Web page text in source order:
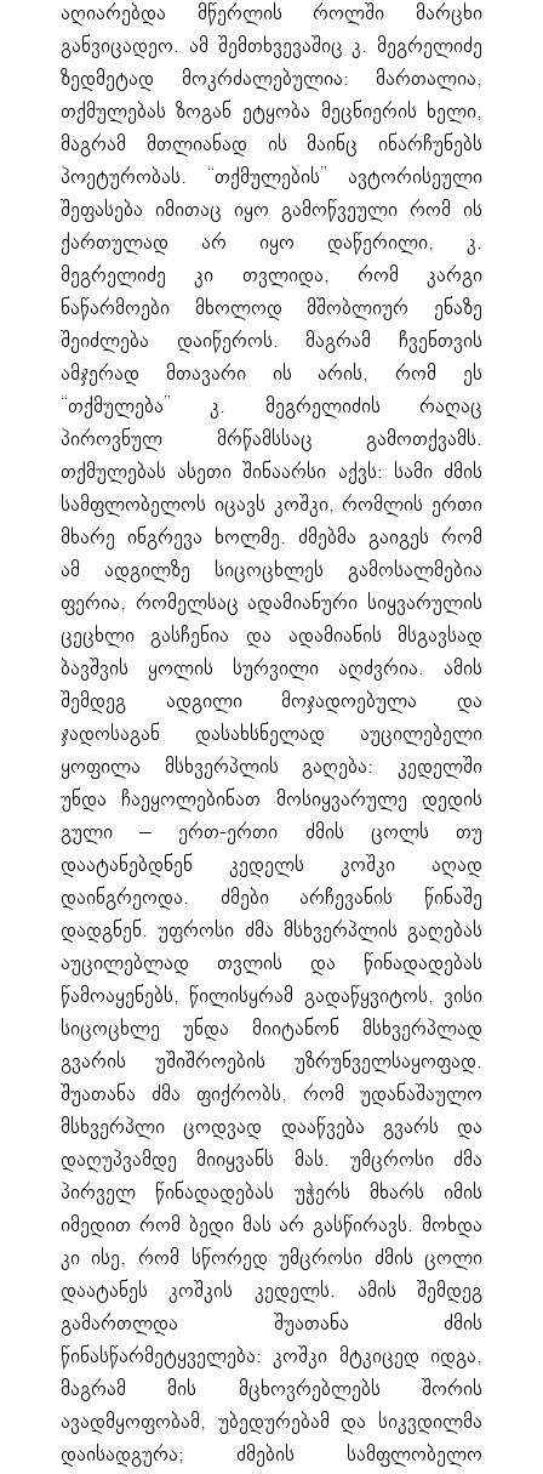
აღიარებდა მწერლის როლში მარცხი
განვიცადეო. ამ შემთხვევაშიც კ. მეგრელიძე
ზედმეტად მოკრძალებულია: მართალია,
თქმულებას ზოგან ეტყობა მეცნიერის ხელი,
მაგრამ მთლიანად ის მაინც ინარჩუნებს
პოეტურობას. “თქმულების” ავტორისეული
შეფასება იმითაც იყო გამოწვეული რომ ის
ქართულად არ იყო დაწერილი, კ.
მეგრელიძე კი თვლიდა, რომ კარგი
ნაწარმოები მხოლოდ მშობლიურ ენაზე
შეიძლება დაიწეროს. მაგრამ ჩვენთვის
ამჯერად მთავარი ის არის, რომ ეს
“თქმულება” კ. მეგრელიძის რაღაც
პიროვნულ მრწამსსაც გამოთქვამს.
თქმულებას ასეთი შინაარსი აქვს: სამი ძმის
სამფლობელოს იცავს კოშკი, რომლის ერთი
მხარე ინგრევა ხოლმე. ძმებმა გაიგეს რომ
ამ ადგილზე სიცოცხლეს გამოსალმებია
ფერია, რომელსაც ადამიანური სიყვარულის
ცეცხლი გასჩენია და ადამიანის მსგავსად
ბავშვის ყოლის სურვილი აღძვრია. ამის
შემდეგ ადგილი მოჯადოებულა და
ჯადოსაგან დასახსნელად აუცილებელი
ყოფილა მსხვერპლის გაღება: კედელში
უნდა ჩაეყოლებინათ მოსიყვარულე დედის
გული – ერთ-ერთი ძმის ცოლს თუ
დაატანებდნენ კედელს კოშკი აღად
დაინგრეოდა. ძმები არჩევანის წინაშე
დადგნენ. უფროსი ძმა მსხვერპლის გაღებას
აუცილებლად თვლის და წინადადებას
წამოაყენებს, წილისყრამ გადაწყვიტოს, ვისი
სიცოცხლე უნდა მიიტანონ მსხვერპლად
გვარის უშიშროების უზრუნველსაყოფად.
შუათანა ძმა ფიქრობს, რომ უდანაშაულო
მსხვერპლი ცოდვად დააწვება გვარს და
დაღუპვამდე მიიყვანს მას. უმცროსი ძმა
პირველ წინადადებას უჭერს მხარს იმის
იმედით რომ ბედი მას არ გასწირავს. მოხდა
კი ისე, რომ სწორედ უმცროსი ძმის ცოლი
დაატანეს კოშკის კედელს. ამის შემდეგ
გამართლდა შუათანა ძმის
წინასწარმეტყველება: კოშკი მტკიცედ იდგა,
მაგრამ მის მცხოვრებლებს შორის
ავადმყოფობამ, უბედურებამ და სიკვდილმა
დაისადგურა; ძმების სამფლობელო